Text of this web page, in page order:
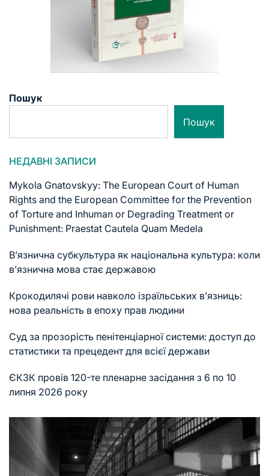
Пошук
Пошук
НЕДАВНІ ЗАПИСИ
Mykola Gnatovskyy: The European Court of Human
Rights and the European Committee for the Prevention
of Torture and Inhuman or Degrading Treatment or
Punishment: Praestat Cautela Quam Medela
В’язнична субкультура як національна культура: коли
в’язнична мова стає державою
Крокодилячі рови навколо ізраїльських в’язниць:
нова реальність в епоху прав людини
Суд за прозорість пенітенціарної системи: доступ до
статистики та прецедент для всієї держави
ЄКЗК провів 120-те пленарне засідання з 6 по 10
липня 2026 року